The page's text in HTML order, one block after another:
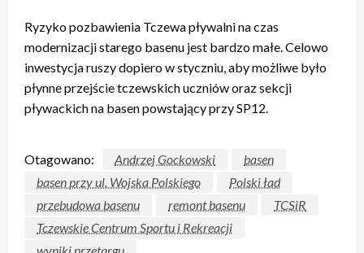
Ryzyko pozbawienia Tczewa pływalni na czas
modernizacji starego basenu jest bardzo małe. Celowo
inwestycja ruszy dopiero w styczniu, aby możliwe było
płynne przejście tczewskich uczniów oraz sekcji
pływackich na basen powstający przy SP12.
Otagowano: Andrzej Gockowski
basen
basen przy ul. Wojska Polskiego
Polski ład
przebudowa basenu
remont basenu
TCSiR
Tczewskie Centrum Sportu i Rekreacji